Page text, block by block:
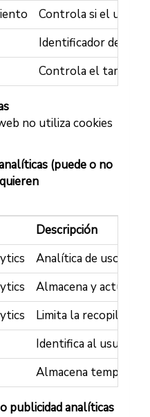
Controla si el
Identificador de la
Controla el tamaño
no utiliza cookies
(puede o no
Descripción
Analítica de uso: nº
Almacena y actualiza
Limita la
Identifica al usuario
Almacena
publicidad analíticas